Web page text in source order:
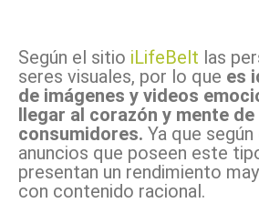
Según el sitio iLifeBelt las
seres visuales, por lo que es
de imágenes y videos
llegar al corazón y mente de
consumidores. Ya que
anuncios que poseen este
presentan un rendimiento
con contenido racional.